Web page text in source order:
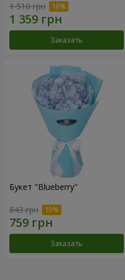
1 510 грн
Заказать
Букет "Blueberry"
843 грн
Заказать